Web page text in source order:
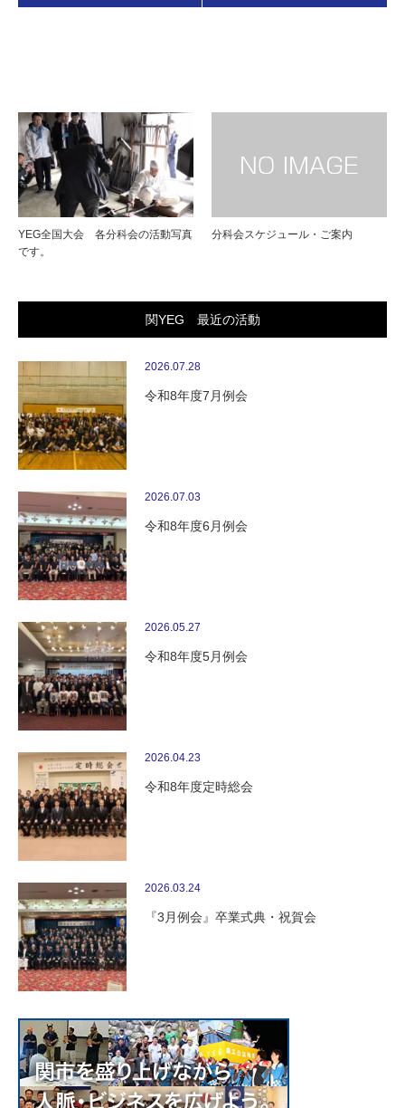
YEG全国大会 各分科会の活動写真
です。
分科会スケジュール・ご案内
関YEG 最近の活動
2026.07.28
令和8年度7月例会
2026.07.03
令和8年度6月例会
2026.05.27
令和8年度5月例会
2026.04.23
令和8年度定時総会
2026.03.24
『3月例会』卒業式典・祝賀会